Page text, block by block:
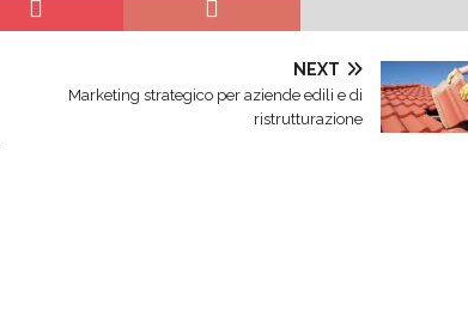
NEXT
Marketing strategico per aziende edili e di
ristrutturazione